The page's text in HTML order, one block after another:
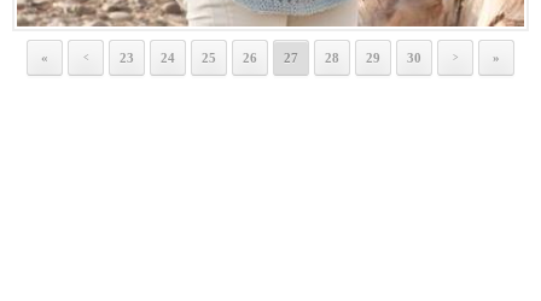
« < 23 24 25 26 27 28 29 30 > »